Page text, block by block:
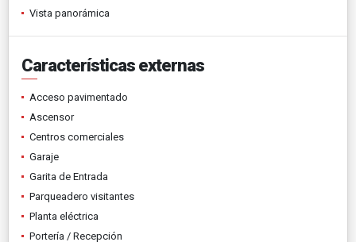
Vista panorámica
Características externas
Acceso pavimentado
Ascensor
Centros comerciales
Garaje
Garita de Entrada
Parqueadero visitantes
Planta eléctrica
Portería / Recepción